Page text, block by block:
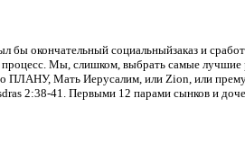
окончательный социальныйзаказ и
Мы, слишком, выбрать самые лучшие
ПЛАНУ, Мать Иерусалим, или Zion, или
2:38-41. Первыми 12 парами сынков и